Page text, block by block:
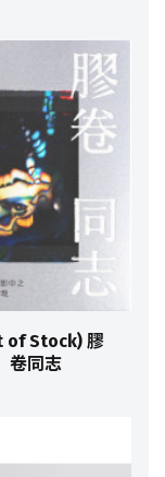
of Stock) 膠
卷同志